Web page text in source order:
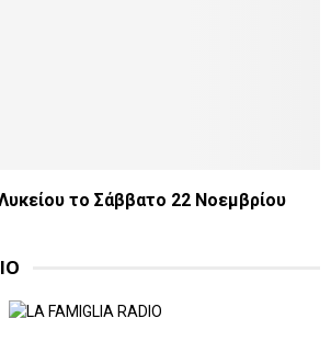
το Σάββατο 22 Νοεμβρίου